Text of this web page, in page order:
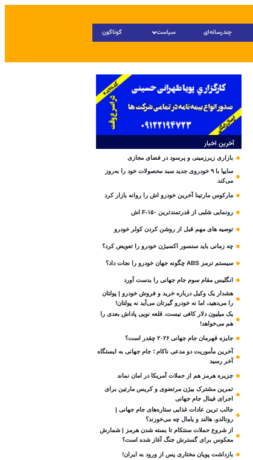
چندرسانه‌ای سیاست گوناگون
آخرین اخبار
بازاری زیرزمینی و پرسود در فضای مجازی
سایپا با ۹ خودروی جدید سبد محصولات خود را به‌روز
می‌کند
مارکوس مارتینا آخرین خودرو اش را روانه بازار کرد
رونمایی شلبی از قدرتمندترین F-۱۵۰ اش
توصیه های مهم قبل از روشن کردن کولر خودرو
چه زمانی باید سنسور اکسیژن خودرو را تعویض کرد؟
سیستم ترمز ABS چگونه جهان خودرو را نجات داد؟
انگلیس مقام سوم جام‌ جهانی را بدست آورد
هشدار یک وکیل درباره خرید و فروش خودرو | پولتان
را می‌دهید، اما نه خودرو گیرتان می‌آید نه پولتان!
یک میلیون دلار کافی نیست، قلعه‌ نویی پاداش بعدی را
هم می‌خواهد!
جایزه قهرمان جام جهانی ۲۰۲۶ چقدر است؟
آخرین مأموریت دو مدعی ناکام ؛ جام جهانی به ایستگاه
آخر رسید
جزیره هرمز هم از حملات آمریکا در امان نماند
تمرین مشترک بیژن مرتضوی و کریس مارتین برای
اجرای فینال جام جهانی
جالب ترین عادات غذایی ستاره‌های جام جهانی |
رونالدو، هالند و یامال چه می‌خورند؟
از شروع حملات سنتکام تا بسته شدن هرمز | شمارش
معکوس برای گسترش جنگ آغاز شده است؟
بازداشت پویان مختاری پس از ورود به ایران!